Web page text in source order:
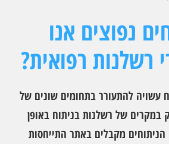
נפוצים אנו
רשלנות רפואית?
עשויה להתעורר בתחומים שונים של
במקרים של רשלנות בניתוח באופן
הניתוחים מקבלים באתר התייחסות